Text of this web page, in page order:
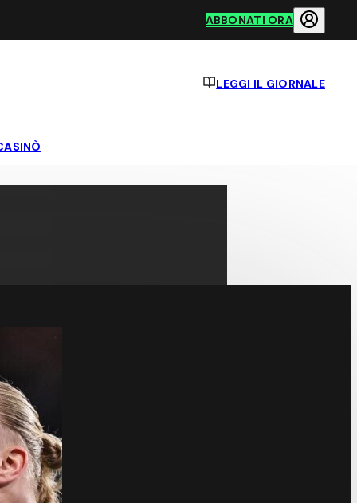
ABBONATI ORA
LEGGI IL GIORNALE